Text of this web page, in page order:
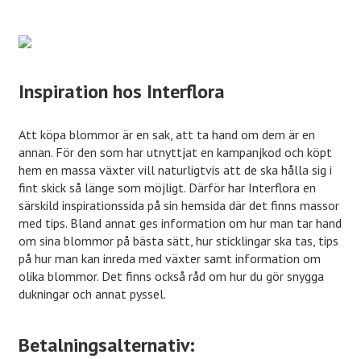
Inspiration hos Interflora
Att köpa blommor är en sak, att ta hand om dem är en
annan. För den som har utnyttjat en kampanjkod och köpt
hem en massa växter vill naturligtvis att de ska hålla sig i
fint skick så länge som möjligt. Därför har Interflora en
särskild inspirationssida på sin hemsida där det finns massor
med tips. Bland annat ges information om hur man tar hand
om sina blommor på bästa sätt, hur sticklingar ska tas, tips
på hur man kan inreda med växter samt information om
olika blommor. Det finns också råd om hur du gör snygga
dukningar och annat pyssel.
Betalningsalternativ: